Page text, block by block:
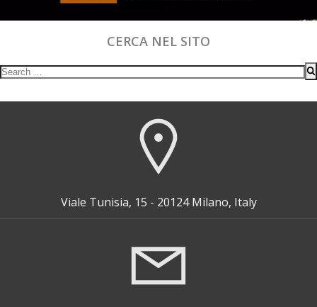
CERCA NEL SITO
Search
Viale Tunisia, 15 - 20124 Milano, Italy